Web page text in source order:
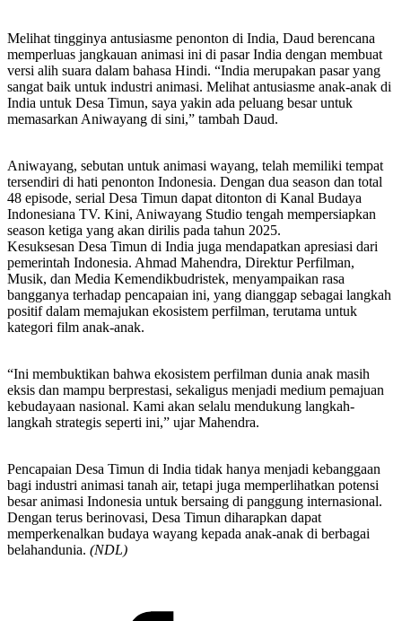
Melihat tingginya antusiasme penonton di India, Daud berencana
memperluas jangkauan animasi ini di pasar India dengan membuat
versi alih suara dalam bahasa Hindi. “India merupakan pasar yang
sangat baik untuk industri animasi. Melihat antusiasme anak-anak di
India untuk Desa Timun, saya yakin ada peluang besar untuk
memasarkan Aniwayang di sini,” tambah Daud.
Aniwayang, sebutan untuk animasi wayang, telah memiliki tempat
tersendiri di hati penonton Indonesia. Dengan dua season dan total
48 episode, serial Desa Timun dapat ditonton di Kanal Budaya
Indonesiana TV. Kini, Aniwayang Studio tengah mempersiapkan
season ketiga yang akan dirilis pada tahun 2025.
Kesuksesan Desa Timun di India juga mendapatkan apresiasi dari
pemerintah Indonesia. Ahmad Mahendra, Direktur Perfilman,
Musik, dan Media Kemendikbudristek, menyampaikan rasa
bangganya terhadap pencapaian ini, yang dianggap sebagai langkah
positif dalam memajukan ekosistem perfilman, terutama untuk
kategori film anak-anak.
“Ini membuktikan bahwa ekosistem perfilman dunia anak masih
eksis dan mampu berprestasi, sekaligus menjadi medium pemajuan
kebudayaan nasional. Kami akan selalu mendukung langkah-
langkah strategis seperti ini,” ujar Mahendra.
Pencapaian Desa Timun di India tidak hanya menjadi kebanggaan
bagi industri animasi tanah air, tetapi juga memperlihatkan potensi
besar animasi Indonesia untuk bersaing di panggung internasional.
Dengan terus berinovasi, Desa Timun diharapkan dapat
memperkenalkan budaya wayang kepada anak-anak di berbagai
belahandunia. (NDL)